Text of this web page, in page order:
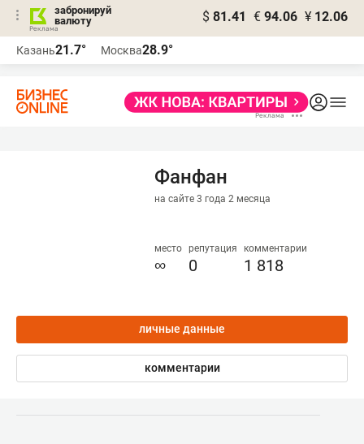
забронируй
валюту
$ 81.41 € 94.06 ¥ 12.06
Казань21.7° Москва28.9°
Фанфан
на сайте 3 года 2 месяца
место
∞
репутация
0
комментарии
1 818
личные данные
комментарии